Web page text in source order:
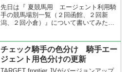
先日は『 夏競馬用 エージェント利用騎
手の競馬場別一覧（２回函館、２回新
潟、２回小倉）』について書いてみた
日データを元に作成）。と言うのも
TARGET frontier...
チェック騎手の色分け 騎手エー
ジェント用色分けの更新